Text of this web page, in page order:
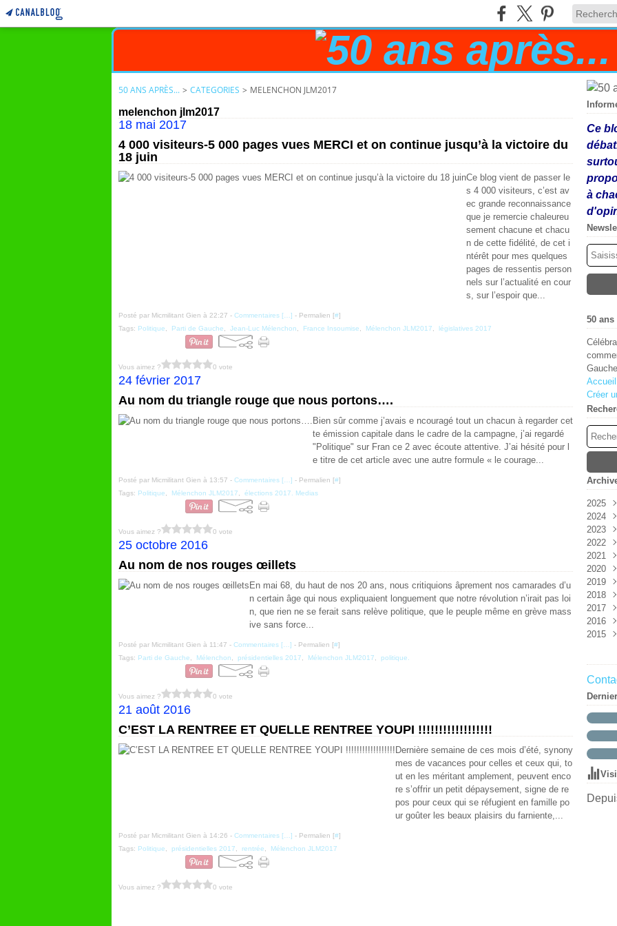
50 ANS APRÈS... > CATEGORIES > MELENCHON JLM2017
melenchon jlm2017
18 mai 2017
4 000 visiteurs-5 000 pages vues MERCI et on continue jusqu’à la victoire du
18 juin
Ce blog vient de passer le
s 4 000 visiteurs, c’est av
ec grande reconnaissance
que je remercie chaleureu
sement chacune et chacu
n de cette fidélité, de cet i
ntérêt pour mes quelques
pages de ressentis person
nels sur l’actualité en cour
s, sur l’espoir que...
Posté par Micmilitant Gien à 22:27 - Commentaires [ ] - Permalien [#]
Tags: Politique Parti de Gauche Jean-Luc Mélenchon France Insoumise Mélenchon JLM2017 législatives 2017
Vous aimez ? 0 vote
24 février 2017
Au nom du triangle rouge que nous portons….
Bien sûr comme j’avais e ncouragé tout un chacun à regarder cet
te émission capitale dans le cadre de la campagne, j’ai regardé
"Politique" sur Fran ce 2 avec écoute attentive. J’ai hésité pour l
e titre de cet article avec une autre formule « le courage...
Posté par Micmilitant Gien à 13:57 - Commentaires [ ] - Permalien [#]
Tags: Politique Mélenchon JLM2017 élections 2017. Medias
Vous aimez ? 0 vote
25 octobre 2016
Au nom de nos rouges œillets
En mai 68, du haut de nos 20 ans, nous critiquions âprement nos camarades d’u
n certain âge qui nous expliquaient longuement que notre révolution n’irait pas loi
n, que rien ne se ferait sans relève politique, que le peuple même en grève mass
ive sans force...
Posté par Micmilitant Gien à 11:47 - Commentaires [ ] - Permalien [#]
Tags: Parti de Gauche Mélenchon présidentielles 2017 Mélenchon JLM2017 politique.
Vous aimez ? 0 vote
21 août 2016
C’EST LA RENTREE ET QUELLE RENTREE YOUPI !!!!!!!!!!!!!!!!!!
Dernière semaine de ces mois d’été, synony
mes de vacances pour celles et ceux qui, to
ut en les méritant amplement, peuvent enco
re s’offrir un petit dépaysement, signe de re
pos pour ceux qui se réfugient en famille po
ur goûter les beaux plaisirs du farniente,...
Posté par Micmilitant Gien à 14:26 - Commentaires [ ] - Permalien [#]
Tags: Politique présidentielles 2017 rentrée Mélenchon JLM2017
Vous aimez ? 0 vote
Ce
à
50 ans
Créer
2025
Août
Juin
2024
Août
Juin
2023
Avril
2022
Juin
Mai
Avril
Mars
2021
Août
Mai
Avril
2020
Août
Juin
2019
Juin
Mai
2018
Juin
Mai
2017
Août
Juin
Mai
2016
Juin
Mai
2015